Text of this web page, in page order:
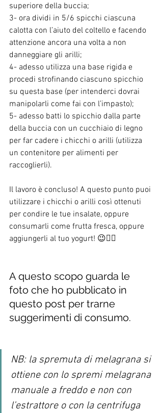
superiore della buccia;
3- ora dividi in 5/6 spicchi ciascuna
calotta con l’aiuto del coltello e facendo
attenzione ancora una volta a non
danneggiare gli arilli;
4- adesso utilizza una base rigida e
procedi strofinando ciascuno spicchio
su questa base (per intenderci dovrai
manipolarli come fai con l’impasto);
5- adesso batti lo spicchio dalla parte
della buccia con un cucchiaio di legno
per far cadere i chicchi o arilli (utilizza
un contenitore per alimenti per
raccoglierli).
Il lavoro è concluso! A questo punto puoi
utilizzare i chicchi o arilli così ottenuti
per condire le tue insalate, oppure
consumarli come frutta fresca, oppure
aggiungerli al tuo yogurt! 😉👍🏻
A questo scopo guarda le
foto che ho pubblicato in
questo post per trarne
suggerimenti di consumo.
NB: la spremuta di melagrana si
ottiene con lo spremi melagrana
manuale a freddo e non con
l’estrattore o con la centrifuga